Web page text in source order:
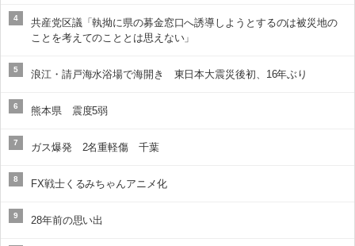
4
共産党区議「執拗に県の募金窓口へ誘導しようとするのは被災地の
ことを考えてのこととは思えない」
5 浪江・請戸海水浴場で海開き 東日本大震災後初、16年ぶり
6 熊本県 震度5弱
7 ガス爆発 2名重軽傷 千葉
8 FX戦士くるみちゃんアニメ化
9 28年前の思い出